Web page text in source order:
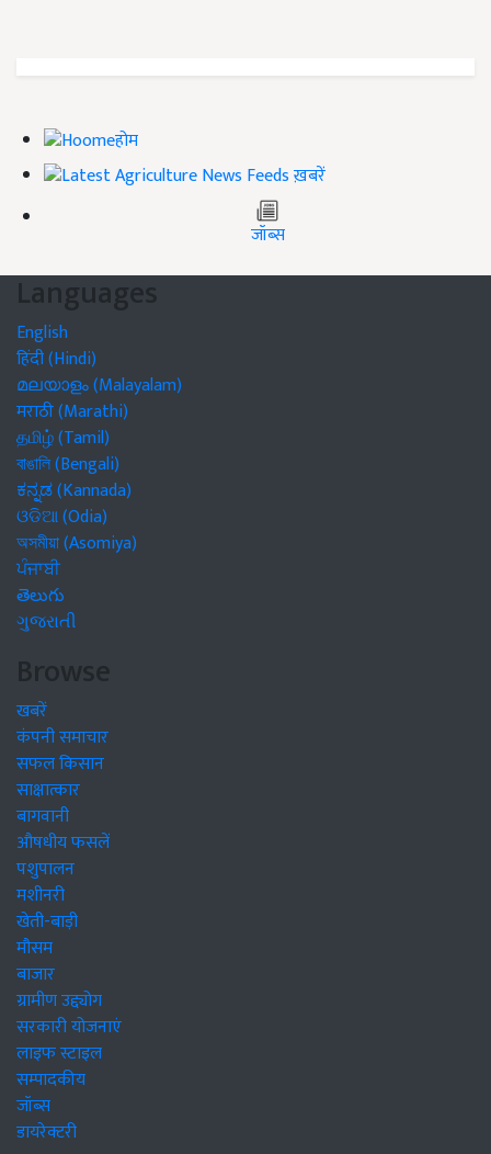
होम
ख़बरें
जॉब्स
Languages
English
हिंदी (Hindi)
മലയാളം (Malayalam)
मराठी (Marathi)
தமிழ் (Tamil)
বাঙালি (Bengali)
ಕನ್ನಡ (Kannada)
ଓଡିଆ (Odia)
অসমীয়া (Asomiya)
ਪੰਜਾਬੀ
తెలుగు
ગુજરાતી
Browse
खबरें
कंपनी समाचार
सफल किसान
साक्षात्कार
बागवानी
औषधीय फसलें
पशुपालन
मशीनरी
खेती-बाड़ी
मौसम
बाजार
ग्रामीण उद्द्योग
सरकारी योजनाएं
लाइफ स्टाइल
सम्पादकीय
जॉब्स
डायरेक्टरी